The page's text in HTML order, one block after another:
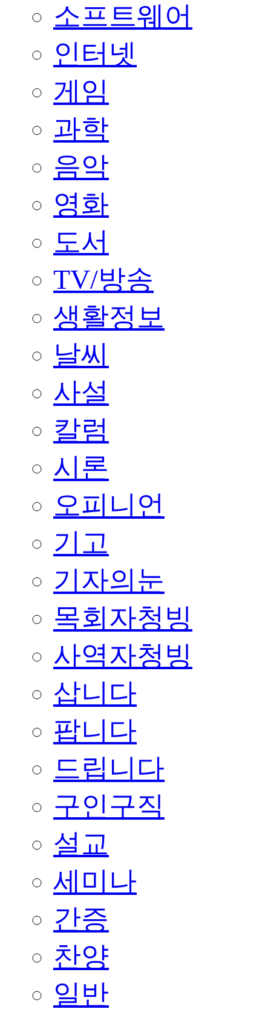
소프트웨어
인터넷
게임
과학
음악
영화
도서
TV/방송
생활정보
날씨
사설
칼럼
시론
오피니언
기고
기자의눈
목회자청빙
사역자청빙
삽니다
팝니다
드립니다
구인구직
설교
세미나
간증
찬양
일반